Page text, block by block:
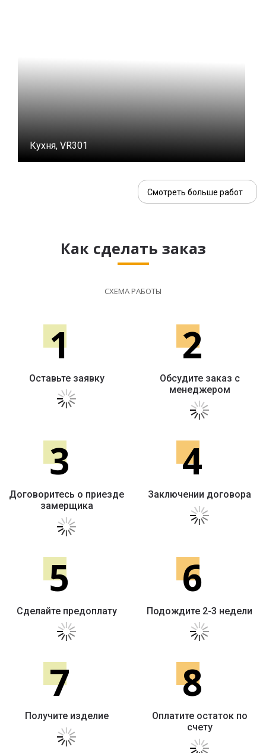
Кухня, VR301
Смотреть больше работ
Как сделать заказ
СХЕМА РАБОТЫ
1
Оставьте заявку
2
Обсудите заказ с
менеджером
3
Договоритесь о приезде
замерщика
4
Заключении договора
5
Сделайте предоплату
6
Подождите 2-3 недели
7
Получите изделие
8
Оплатите остаток по
счету